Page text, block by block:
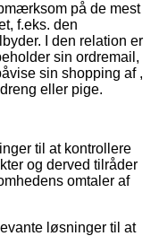
på de mest
f.eks. den
I den relation er
sin ordremail,
sin shopping af ,
eller pige.
til at kontrollere
og derved tilråder
omtaler af
løsninger til at